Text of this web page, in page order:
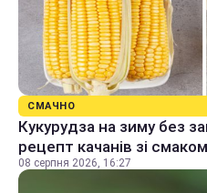
СМАЧНО
Кукурудза на зиму без
рецепт качанів зі
08 серпня 2026, 16:27